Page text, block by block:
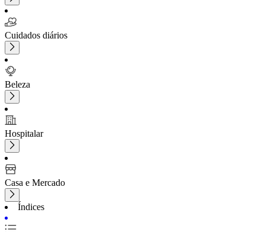
Cuidados diários
Beleza
Hospitalar
Casa e Mercado
Índices